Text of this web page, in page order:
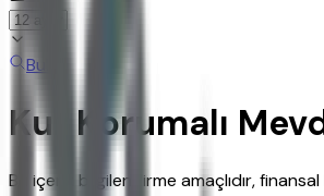
Bul
Kur Korumalı
Bu içerik bilgilendirme amaçlıdır,